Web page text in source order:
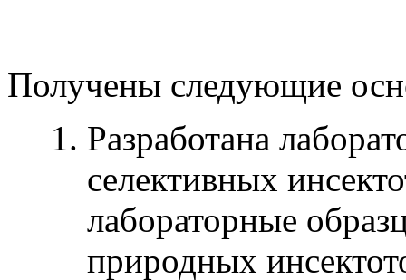
Получены следующие
Разработана
селективных
лабораторные
природных